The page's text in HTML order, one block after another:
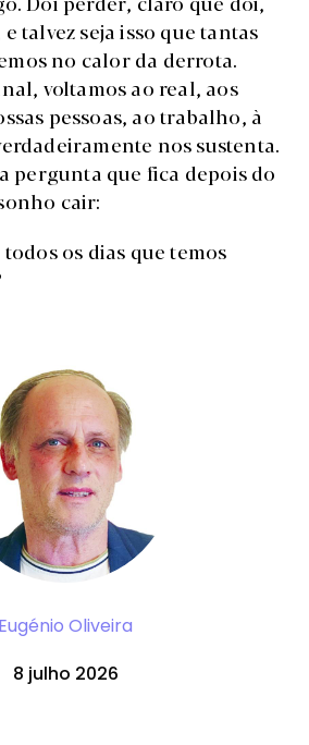
talvez seja isso que tantas
no calor da derrota.
voltamos ao real, aos
pessoas, ao trabalho, à
nos sustenta.
pergunta que fica depois do
cair:
os dias que temos
Eugénio Oliveira
8 julho 2026